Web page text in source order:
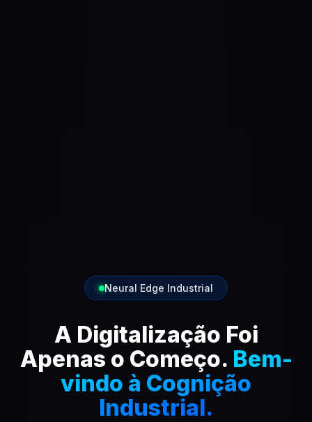
Neural Edge Industrial
A Digitalização Foi
Apenas o Começo. Bem-
vindo à Cognição
Industrial.